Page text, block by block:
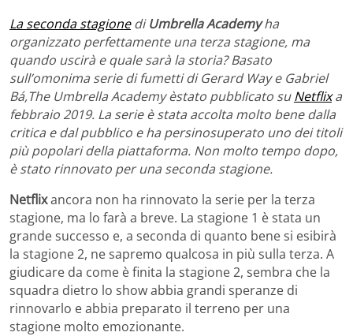
La seconda stagionediUmbrella Academyha
organizzato perfettamente una terza stagione, ma
quando uscirà e quale sarà la storia? Basato
sull’omonima serie di fumetti di Gerard Way e Gabriel
Bá,The Umbrella Academy èstato pubblicato suNetflixa
febbraio 2019. La serie è stata accolta molto bene dalla
critica e dal pubblico e ha persinosuperato uno dei titoli
più popolari della piattaforma. Non molto tempo dopo,
è stato rinnovato per una seconda stagione.
Netflixancora non ha rinnovato la serie per la terza
stagione, ma lo farà a breve. La stagione 1 è stata un
grande successo e, a seconda di quanto bene si esibirà
la stagione 2, ne sapremo qualcosa in più sulla terza. A
giudicare da come è finita la stagione 2, sembra che la
squadra dietro lo show abbia grandi speranze di
rinnovarlo e abbia preparato il terreno per una
stagione molto emozionante.